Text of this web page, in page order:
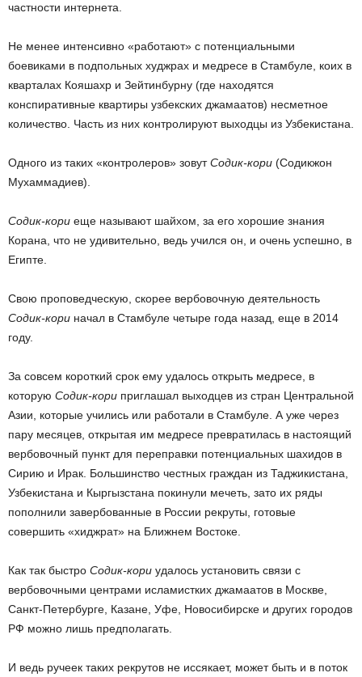
частности интернета.
Не менее интенсивно «работают» с потенциальными
боевиками в подпольных худжрах и медресе в Стамбуле, коих в
кварталах Кояшахр и Зейтинбурну (где находятся
конспиративные квартиры узбекских джамаатов) несметное
количество. Часть из них контролируют выходцы из Узбекистана.
Одного из таких «контролеров» зовутСодик-кори (Содикжон
Мухаммадиев).
Содик-кори еще называют шайхом, за его хорошие знания
Корана, что не удивительно, ведь учился он, и очень успешно, в
Египте.
Свою проповедческую, скорее вербовочную деятельность
Содик-кори начал в Стамбуле четыре года назад, еще в 2014
году.
За совсем короткий срок ему удалось открыть медресе, в
которую Содик-кори приглашал выходцев из стран Центральной
Азии, которые учились или работали в Стамбуле. А уже через
пару месяцев, открытая им медресе превратилась в настоящий
вербовочный пункт для переправки потенциальных шахидов в
Сирию и Ирак. Большинство честных граждан из Таджикистана,
Узбекистана и Кыргызстана покинули мечеть, зато их ряды
пополнили завербованные в России рекруты, готовые
совершить «хиджрат» на Ближнем Востоке.
Как так быстро Содик-кори удалось установить связи с
вербовочными центрами исламистких джамаатов в Москве,
Санкт-Петербурге, Казане, Уфе, Новосибирске и других городов
РФ можно лишь предполагать.
И ведь ручеек таких рекрутов не иссякает, может быть и в поток